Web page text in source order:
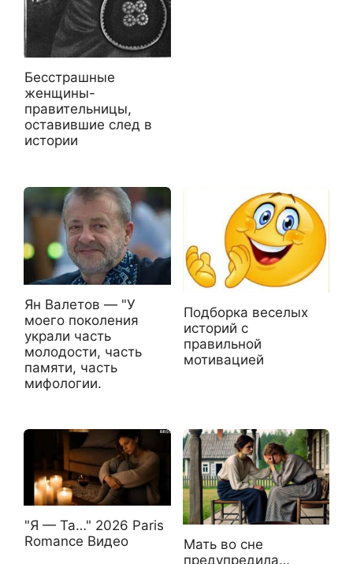
Бесстрашные
женщины-
правительницы,
оставившие след в
истории
Ян Валетов — "У
моего поколения
украли часть
молодости, часть
памяти, часть
мифологии.
Подборка веселых
историй с
правильной
мотивацией
"Я — Та…" 2026 Paris
Romance Видео
Мать во сне
предупредила…